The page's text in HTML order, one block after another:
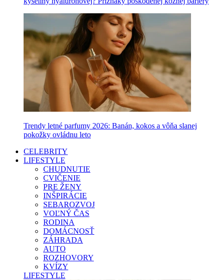
Trendy letné parfumy 2026: Banán, kokos a vôňa slanej
pokožky ovládnu leto
CELEBRITY
LIFESTYLE
CHUDNUTIE
CVIČENIE
PRE ŽENY
INŠPIRÁCIE
SEBAROZVOJ
VOĽNÝ ČAS
RODINA
DOMÁCNOSŤ
ZÁHRADA
AUTO
ROZHOVORY
KVÍZY
LIFESTYLE